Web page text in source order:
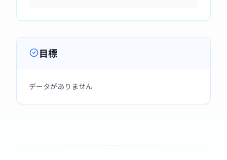
目標
データがありません